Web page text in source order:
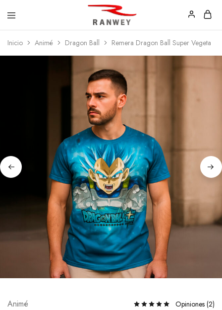
Ranwey
|
Tu
Tu
Estilo,
Tu
Remeras,
Buzos
Inicio Animé Dragon Ball Remera Dragon Ball Super Vegeta
Animé Opiniones (2)